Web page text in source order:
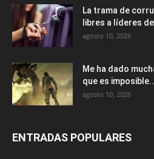
La trama de
libres a líderes
agosto 10, 2026
Me ha dado
que es
agosto 10, 2026
ENTRADAS POPULARES